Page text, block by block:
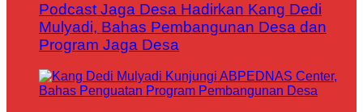
Podcast Jaga Desa Hadirkan Kang Dedi
Mulyadi, Bahas Pembangunan Desa dan
Program Jaga Desa